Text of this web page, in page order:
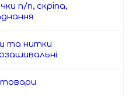
п/п, скріпа,
та нитки